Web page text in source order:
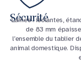
Sécurité
Lames : isolantes,
de 83 mm
l’ensemble du tablier
animal domestique.